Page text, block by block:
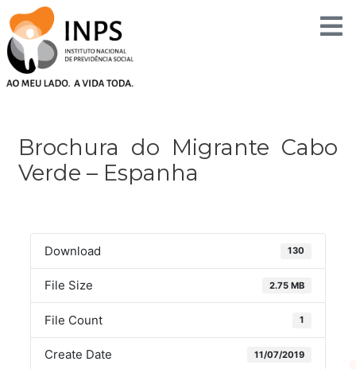
to
content
Brochura do Migrante Cabo
Verde – Espanha
Download 130
File Size 2.75 MB
File Count 1
Create Date 11/07/2019